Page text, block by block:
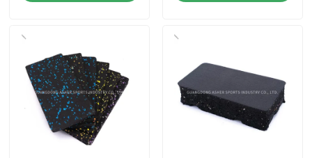
Über uns
Werksbesichtigung
Qualitätskontrolle